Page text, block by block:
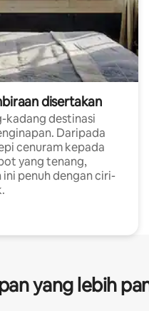
disertakan
kadang destinasi
Daripada
cenuram kepada
yang tenang,
ini penuh dengan ciri-
yang lebih